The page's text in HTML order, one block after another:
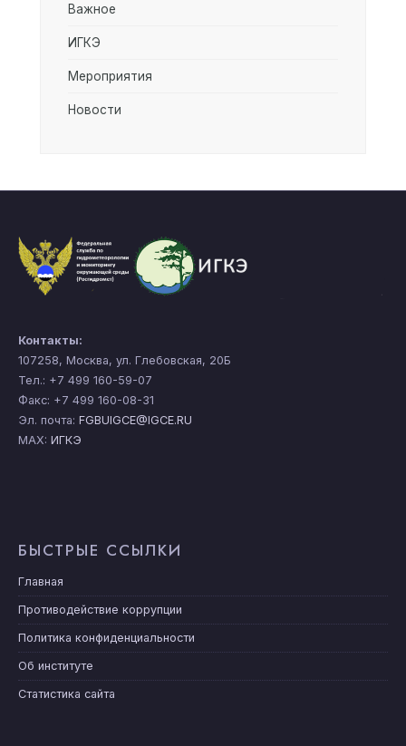
Важное
ИГКЭ
Мероприятия
Новости
Контакты:
107258, Москва, ул. Глебовская, 20Б
Тел.: +7 499 160-59-07
Факс: +7 499 160-08-31
Эл. почта: FGBUIGCE@IGCE.RU
MAX: ИГКЭ
БЫСТРЫЕ ССЫЛКИ
Главная
Противодействие коррупции
Политика конфиденциальности
Об институте
Статистика сайта